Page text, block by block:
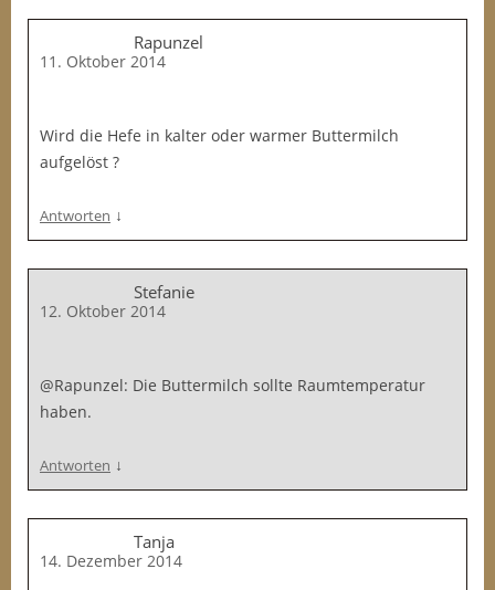
Rapunzel
11. Oktober 2014
Wird die Hefe in kalter oder warmer Buttermilch
aufgelöst ?
Antworten ↓
Stefanie
12. Oktober 2014
@Rapunzel: Die Buttermilch sollte Raumtemperatur
haben.
Antworten ↓
Tanja
14. Dezember 2014